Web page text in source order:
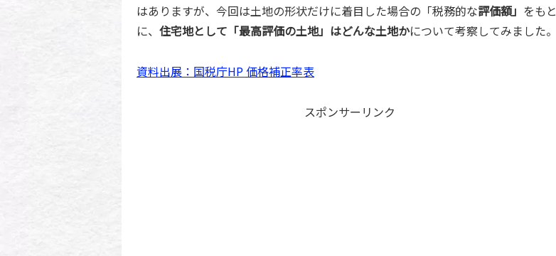
はありますが、今回は土地の形状だけに着目した場合の「税務的な評価額」 をもと
に、 住宅地として「最高評価の土地」はどんな土地かについて考察してみました。
資料出展 ：国税庁HP 価格補正率表
スポンサーリンク